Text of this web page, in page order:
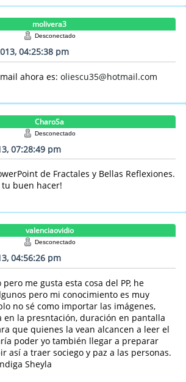
molivera3
Desconectado
04:25:38 pm
ahora es: oliescu35@hotmail.com
CharoSa
Desconectado
07:28:49 pm
de Fractales y Bellas Reflexiones.
tu buen hacer!
valenciaovidio
Desconectado
04:56:26 pm
me gusta esta cosa del PP, he
pero mi conocimiento es muy
no sé como importar las imágenes,
en la presntación, duración en pantalla
que quienes la vean alcancen a leer el
poder yo también llegar a preparar
así a traer sociego y paz a las personas.
Sheyla